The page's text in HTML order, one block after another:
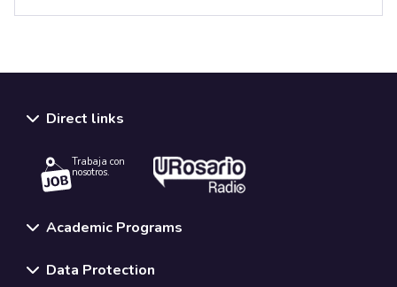
Direct links
Trabaja con
nosotros.
Academic Programs
Data Protection